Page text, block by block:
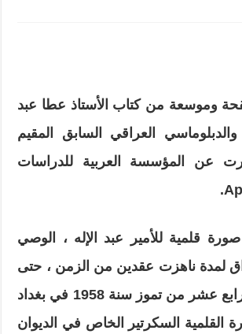
وموسعة من كتاب الأستاذ عطا عبد
والدبلوماسي العراقي السابق المقيم
عن المؤسسة العربية للدراسات
.
قلمية للأمير عبد الإله ، الوصي
لمدة ناهزت عقدين من الزمن ، حتى
عشر من تموز سنة1958 في بغداد
القلمية السكرتير الخاص في الديوان